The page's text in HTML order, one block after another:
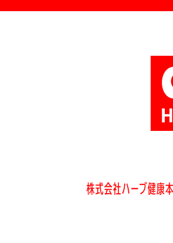
株式会社ハーブ健